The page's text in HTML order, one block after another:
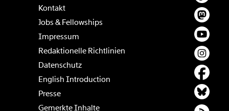
Kontakt
Jobs & Fellowships
Impressum
Redaktionelle Richtlinien
Datenschutz
English Introduction
Presse
Gemerkte Inhalte